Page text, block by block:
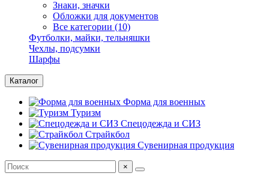
Знаки, значки
Обложки для документов
Все категории (10)
Футболки, майки, тельняшки
Чехлы, подсумки
Шарфы
Каталог
Форма для военных
Туризм
Спецодежда и СИЗ
Страйкбол
Сувенирная продукция
×